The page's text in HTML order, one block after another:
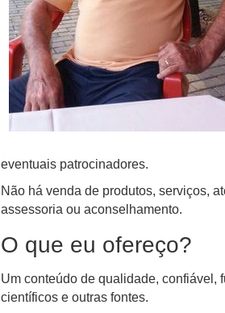
eventuais patrocinadores.
Não há venda de produtos, serviços,
assessoria ou aconselhamento.
O que eu ofereço?
Um conteúdo de qualidade, confiável,
científicos e outras fontes.